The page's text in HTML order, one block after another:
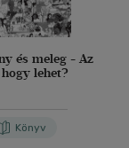
és meleg - Az
lehet?
Könyv